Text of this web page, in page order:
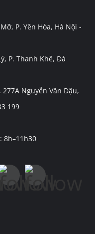
P. Yên Hòa, Hà Nội -
P. Thanh Khê, Đà
277A Nguyễn Văn Đậu,
199
8h–11h30